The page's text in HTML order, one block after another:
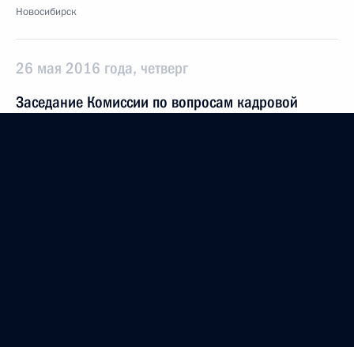
Новосибирск
26 мая 2016 года, четверг
Заседание Комиссии по вопросам кадровой